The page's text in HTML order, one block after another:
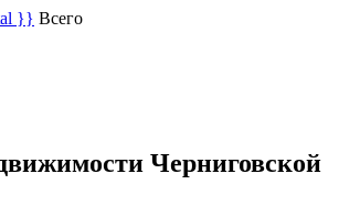
}} Всего
Черниговской